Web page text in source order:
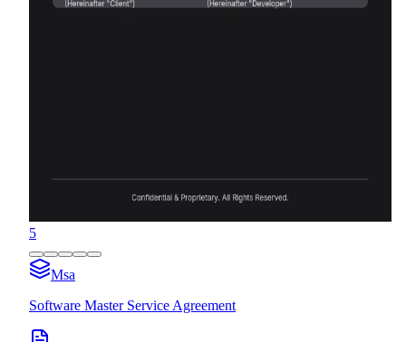
5
Msa
Software Master Service Agreement